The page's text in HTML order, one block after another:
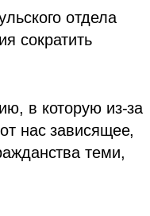
отдела
сократить
в которую из-за
нас зависящее,
теми,